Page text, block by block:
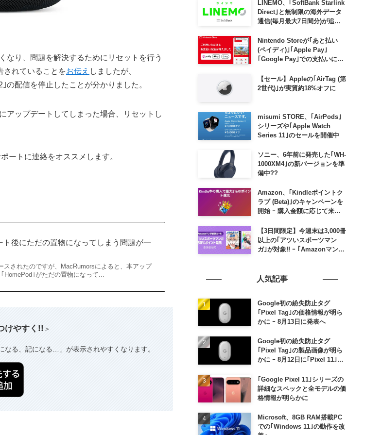
なり、問題を解決するためにリセットを行う
されていることをお伝え しましたが、
の配信を停止したことが分かりました。
アップデートしてしまった場合、リセットし
ートに連絡をオススメします。
後にただの置物になってしまう問題が一
されたのですが、MacRumorsによると、本アップ
｣がただの置物になって...
けやすく!! ＞
なる、記になる…」が表示されやすくなります。
LINEMO、｢SoftBank Starlink
Direct｣と無制限の海外データ
通信(毎月最大7日間分)が追加
Nintendo Storeが｢あと払い
(ペイディ)｣｢Apple Pay｣
｢Google Pay｣での支払いに対
【セール】Appleの｢AirTag (第
2世代)｣が実質約18%オフに
misumi STORE、｢AirPods｣
シリーズや｢Apple Watch
Series 11｣のセールを開催中
ソニー、6年前に発売した｢WH-
1000XM4｣の新バージョンを準
備中??
Amazon、｢Kindleポイントク
ラブ (Beta)｣のキャンペーンを
開始 ｰ 購入金額に応じて来月
【3日間限定】今週末は3,000冊
以上の｢アツいスポーツマン
ガ｣が対象!! ｰ ｢Amazonマンガ
人気記事
Google初の紛失防止タグ
｢Pixel Tag｣の価格情報が明ら
かに ｰ 8月13日に発表へ
Google初の紛失防止タグ
｢Pixel Tag｣の製品画像が明ら
かに ｰ 8月12日に｢Pixel 11｣な
｢Google Pixel 11｣シリーズの
詳細なスペックと全モデルの価
格情報が明らかに
Microsoft、8GB RAM搭載PC
での｢Windows 11｣の動作を改